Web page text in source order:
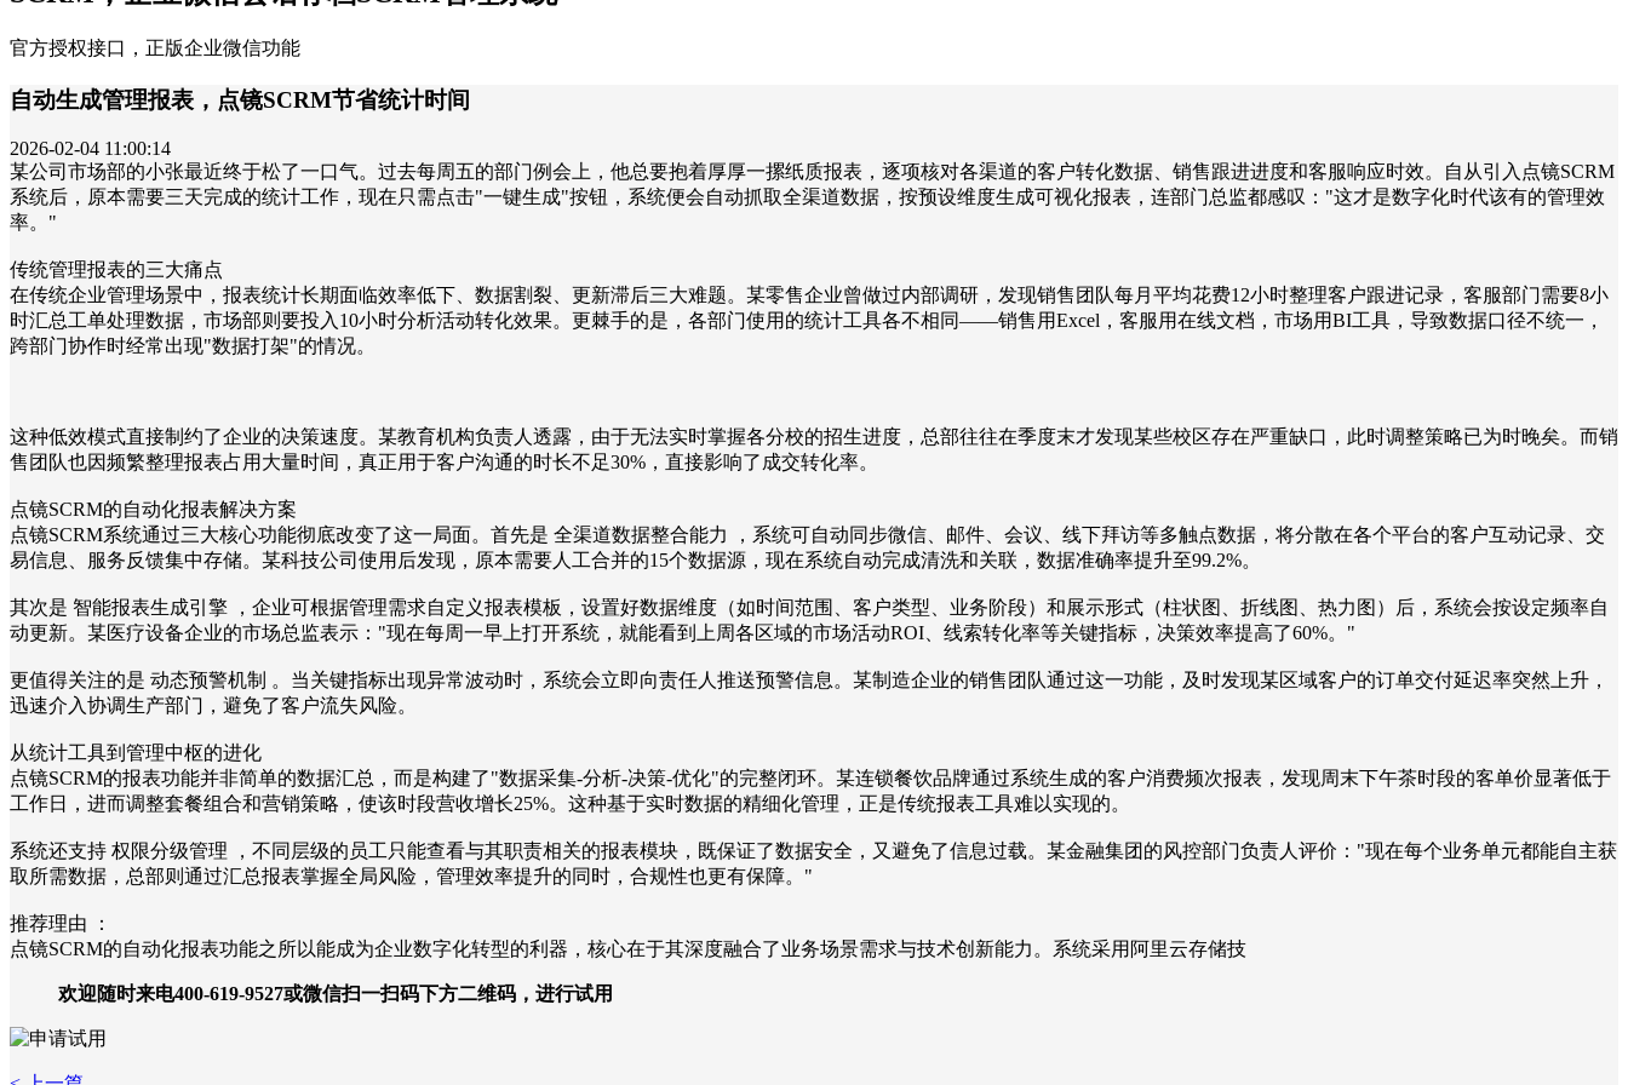
官方授权接口，正版企业微信功能
自动生成管理报表，点镜SCRM节省统计时间
2026-02-04 11:00:14
某公司市场部的小张最近终于松了一口气。过去每周五的部门例会上，他总要抱着厚厚一摞纸质报表，逐项核对各渠道的客户转化数据、销售跟进进度和客服响应时效。自从引入点镜SCRM
系统后，原本需要三天完成的统计工作，现在只需点击"一键生成"按钮，系统便会自动抓取全渠道数据，按预设维度生成可视化报表，连部门总监都感叹："这才是数字化时代该有的管理效
率。"
传统管理报表的三大痛点
在传统企业管理场景中，报表统计长期面临效率低下、数据割裂、更新滞后三大难题。某零售企业曾做过内部调研，发现销售团队每月平均花费12小时整理客户跟进记录，客服部门需要8小
时汇总工单处理数据，市场部则要投入10小时分析活动转化效果。更棘手的是，各部门使用的统计工具各不相同——销售用Excel，客服用在线文档，市场用BI工具，导致数据口径不统一，
跨部门协作时经常出现"数据打架"的情况。
这种低效模式直接制约了企业的决策速度。某教育机构负责人透露，由于无法实时掌握各分校的招生进度，总部往往在季度末才发现某些校区存在严重缺口，此时调整策略已为时晚矣。而销
售团队也因频繁整理报表占用大量时间，真正用于客户沟通的时长不足30%，直接影响了成交转化率。
点镜SCRM的自动化报表解决方案
点镜SCRM系统通过三大核心功能彻底改变了这一局面。首先是 全渠道数据整合能力 ，系统可自动同步微信、邮件、会议、线下拜访等多触点数据，将分散在各个平台的客户互动记录、交
易信息、服务反馈集中存储。某科技公司使用后发现，原本需要人工合并的15个数据源，现在系统自动完成清洗和关联，数据准确率提升至99.2%。
其次是 智能报表生成引擎 ，企业可根据管理需求自定义报表模板，设置好数据维度（如时间范围、客户类型、业务阶段）和展示形式（柱状图、折线图、热力图）后，系统会按设定频率自
动更新。某医疗设备企业的市场总监表示："现在每周一早上打开系统，就能看到上周各区域的市场活动ROI、线索转化率等关键指标，决策效率提高了60%。"
更值得关注的是 动态预警机制 。当关键指标出现异常波动时，系统会立即向责任人推送预警信息。某制造企业的销售团队通过这一功能，及时发现某区域客户的订单交付延迟率突然上升，
迅速介入协调生产部门，避免了客户流失风险。
从统计工具到管理中枢的进化
点镜SCRM的报表功能并非简单的数据汇总，而是构建了"数据采集-分析-决策-优化"的完整闭环。某连锁餐饮品牌通过系统生成的客户消费频次报表，发现周末下午茶时段的客单价显著低于
工作日，进而调整套餐组合和营销策略，使该时段营收增长25%。这种基于实时数据的精细化管理，正是传统报表工具难以实现的。
系统还支持 权限分级管理 ，不同层级的员工只能查看与其职责相关的报表模块，既保证了数据安全，又避免了信息过载。某金融集团的风控部门负责人评价："现在每个业务单元都能自主获
取所需数据，总部则通过汇总报表掌握全局风险，管理效率提升的同时，合规性也更有保障。"
推荐理由 ：
点镜SCRM的自动化报表功能之所以能成为企业数字化转型的利器，核心在于其深度融合了业务场景需求与技术创新能力。系统采用阿里云存储技
欢迎随时来电400-619-9527或微信扫一扫码下方二维码，进行试用